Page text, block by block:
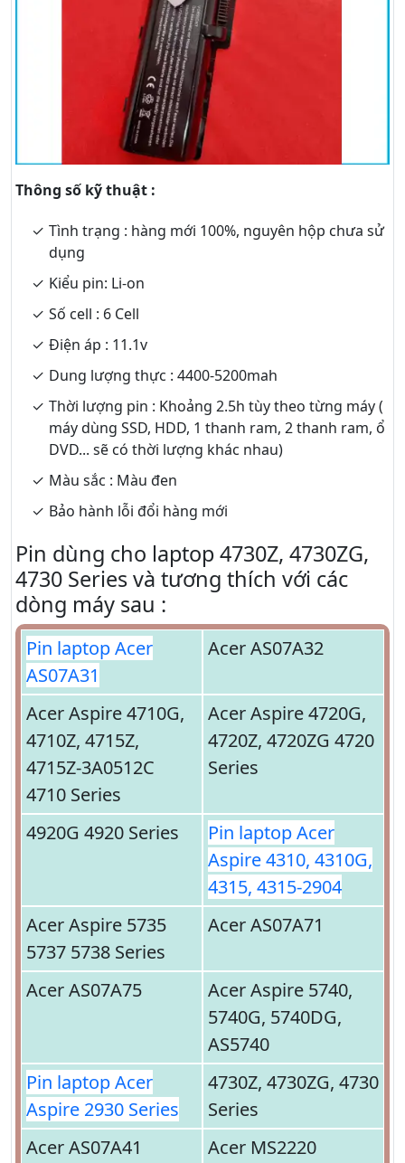
Thông số kỹ thuật :
Tình trạng : hàng mới 100%, nguyên hộp chưa sử
dụng
Kiểu pin: Li-on
Số cell : 6 Cell
Điện áp : 11.1v
Dung lượng thực : 4400-5200mah
Thời lượng pin : Khoảng 2.5h tùy theo từng máy (
máy dùng SSD, HDD, 1 thanh ram, 2 thanh ram, ổ
DVD... sẽ có thời lượng khác nhau)
Màu sắc : Màu đen
Bảo hành lỗi đổi hàng mới
Pin dùng cho laptop 4730Z, 4730ZG,
4730 Series và tương thích với các
dòng máy sau :
Pin laptop Acer
AS07A31
Acer AS07A32
Acer Aspire 4710G,
4710Z, 4715Z,
4715Z-3A0512C
4710 Series
Acer Aspire 4720G,
4720Z, 4720ZG 4720
Series
4920G 4920 Series
Pin laptop Acer
Aspire 4310, 4310G,
4315, 4315-2904
Acer Aspire 5735
5737 5738 Series
Acer AS07A71
Acer AS07A75
Acer Aspire 5740,
5740G, 5740DG,
AS5740
Pin laptop Acer
Aspire 2930 Series
4730Z, 4730ZG, 4730
Series
Acer AS07A41
Acer MS2220